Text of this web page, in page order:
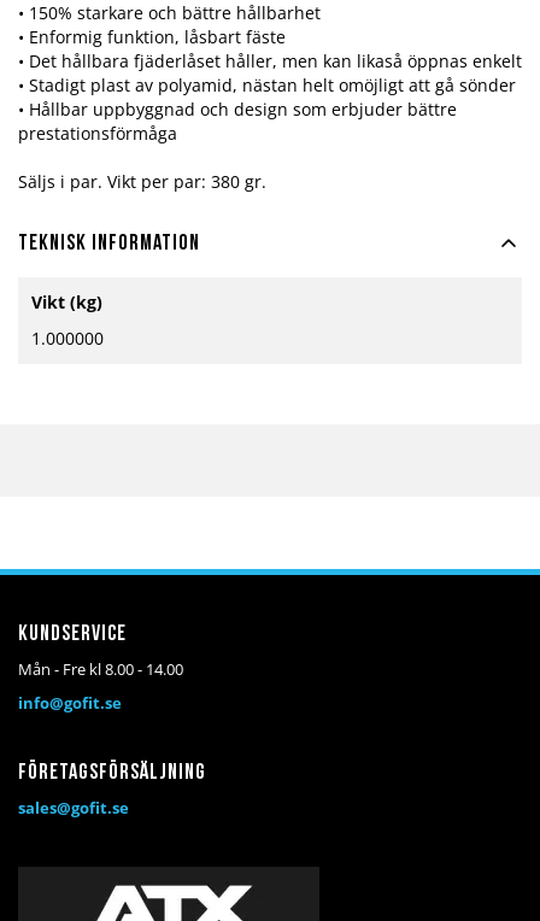
• 150% starkare och bättre hållbarhet
• Enformig funktion, låsbart fäste
• Det hållbara fjäderlåset håller, men kan likaså öppnas enkelt
• Stadigt plast av polyamid, nästan helt omöjligt att gå sönder
• Hållbar uppbyggnad och design som erbjuder bättre
prestationsförmåga
Säljs i par. Vikt per par: 380 gr.
Teknisk information
information
Vikt (kg)
1.000000
Kundservice
Mån - Fre kl 8.00 - 14.00
info@gofit.se
Företagsförsäljning
sales@gofit.se